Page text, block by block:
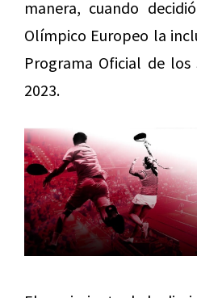
manera, cuando
Olímpico Europeo la
Programa Oficial de los
2023.